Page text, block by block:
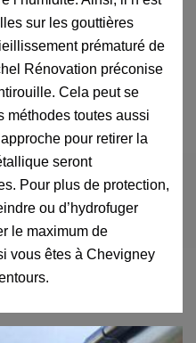
sur les gouttières
prématuré de
Rénovation préconise
Cela peut se
méthodes toutes aussi
pour retirer la
seront
Pour plus de protection,
ou d’hydrofuger
le maximum de
vous êtes à Chevigney